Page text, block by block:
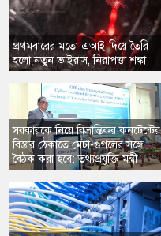
প্রথমবারের মতো এআই দিয়ে তৈরি
হলো নতুন ভাইরাস, নিরাপত্তা শঙ্কা
সরকারকে নিয়ে বিভ্রান্তিকর কনটেন্টের
বিস্তার ঠেকাতে মেটা-গুগলের সঙ্গে
বৈঠক করা হবে: তথ্যপ্রযুক্তি মন্ত্রী